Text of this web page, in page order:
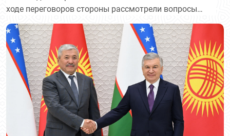
ходе переговоров стороны рассмотрели вопросы
дальнейшего укрепления отношений дружбы,
стратегического партнерства и союзничества
между Узбекистаном и Азербайджаном, а также
обсудили перспективы расширения
взаимодействия в сферах энергетики,
строительства, логистики, туризма,
горнодобывающей промышленности и других
отраслях экономики.